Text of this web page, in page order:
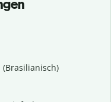
(Brasilianisch)